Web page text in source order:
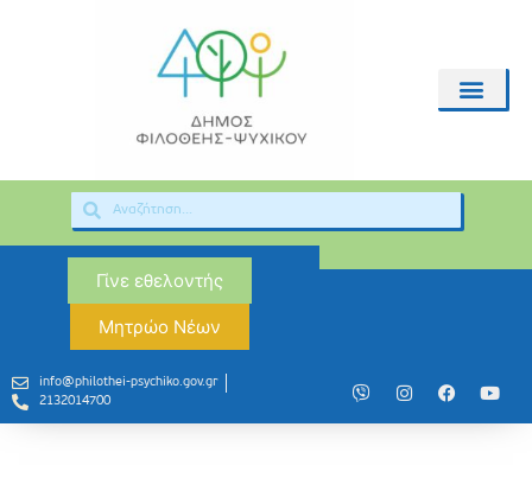
Γίνε εθελοντής
Μητρώο Νέων
info@philothei-psychiko.gov.gr
2132014700